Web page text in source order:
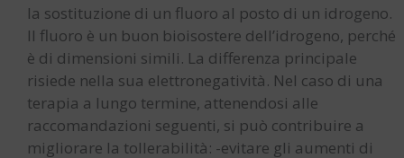
la sostituzione di un fluoro al posto di un idrogeno.
Il fluoro è un buon bioisostere dell’idrogeno, perché
è di dimensioni simili. La differenza principale
risiede nella sua elettronegatività. Nel caso di una
terapia a lungo termine, attenendosi alle
raccomandazioni seguenti, si può contribuire a
migliorare la tollerabilità: -evitare gli aumenti di